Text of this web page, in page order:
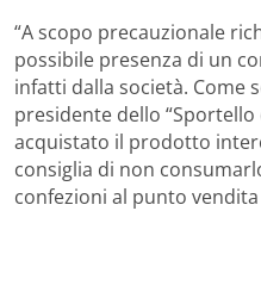
“A scopo precauzionale
possibile presenza di un
infatti dalla società. Come
presidente dello
acquistato il prodotto
consiglia di non
confezioni al punto